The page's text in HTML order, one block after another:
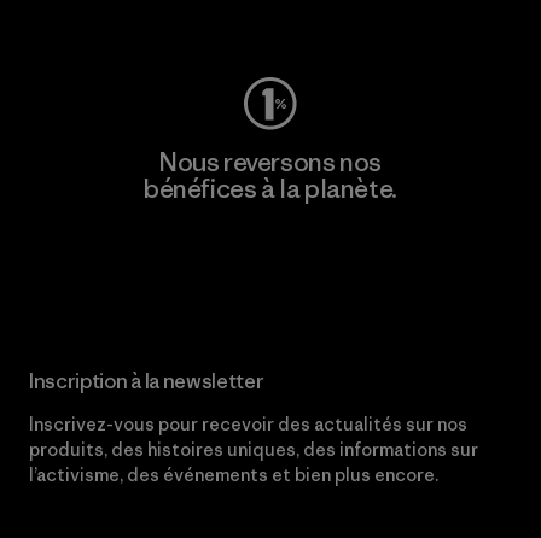
Nous reversons nos
bénéfices à la planète.
Inscription à la newsletter
Inscrivez-vous pour recevoir des actualités sur nos
produits, des histoires uniques, des informations sur
l’activisme, des événements et bien plus encore.